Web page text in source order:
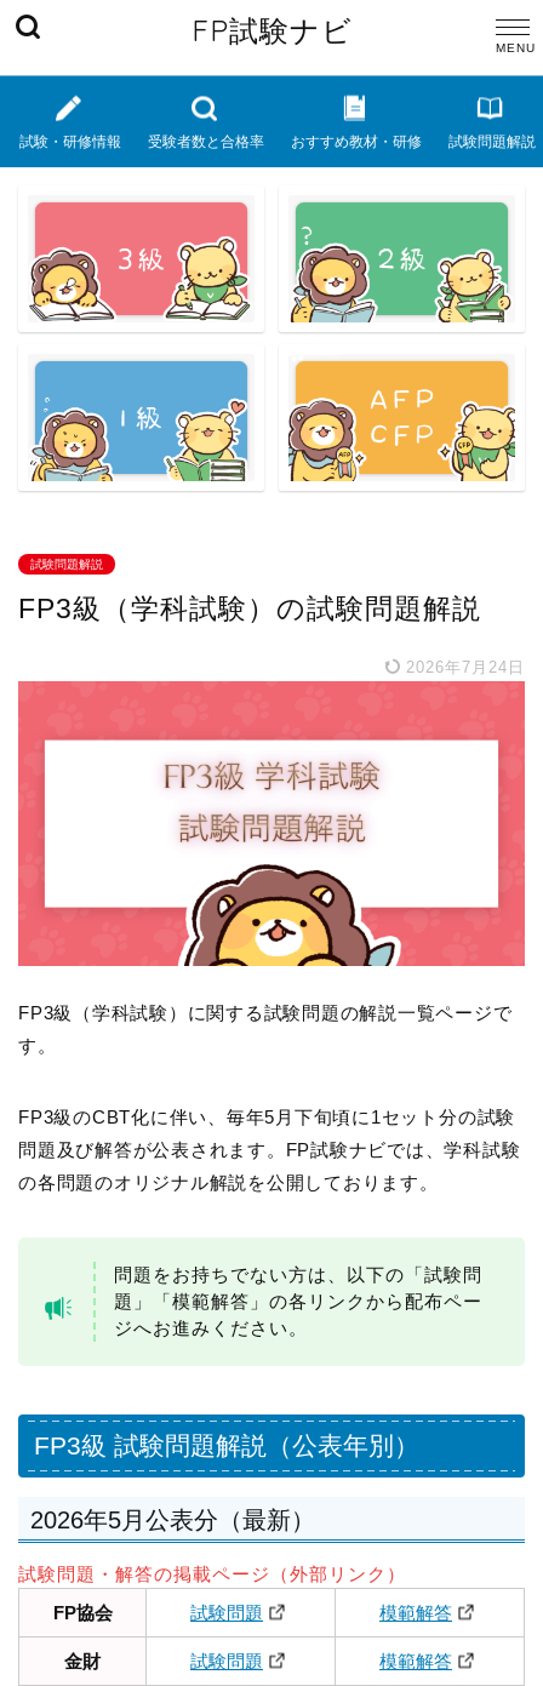
FP試験ナビ
試験・研修情報 受験者数と合格率 おすすめ教材・研修 試験問題解説
試験問題解説
FP3級（学科試験）の試験問題解説
2026年7月24日
FP3級（学科試験）に関する試験問題の解説一覧ページで
す。
FP3級のCBT化に伴い、毎年5月下旬頃に1セット分の試験
問題及び解答が公表されます。FP試験ナビでは、学科試験
の各問題のオリジナル解説を公開しております。
問題をお持ちでない方は、以下の「試験問
題」「模範解答」の各リンクから配布ペー
ジへお進みください。
FP3級 試験問題解説（公表年別）
2026年5月公表分（最新）
試験問題・解答の掲載ページ（外部リンク）
FP協会
試験問題 模範解答
金財 試験問題 模範解答